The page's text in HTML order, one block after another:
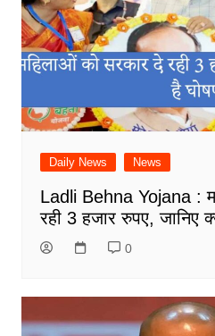
Daily News News
Ladli Behna Yojana :
रही 3 हजार रुपए, जानिए
0